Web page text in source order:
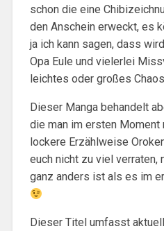
schon die eine
den Anschein erweckt, es
ja ich kann sagen, dass
Opa Eule und vielerlei
leichtes oder großes
Dieser Manga behandelt
die man im ersten Moment
lockere Erzählweise
euch nicht zu viel verraten,
ganz anders ist als es im
Dieser Titel umfasst